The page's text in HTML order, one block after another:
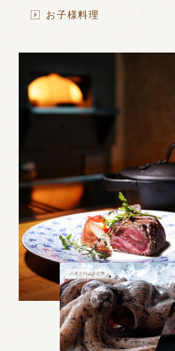
お子様料理